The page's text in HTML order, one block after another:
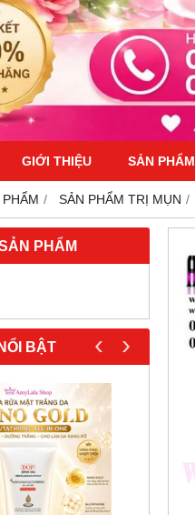
GIỚI THIỆU SẢN PHẨM
SẢN PHẨM TRỊ MỤN
PHẨM
BẬT ‹ ›